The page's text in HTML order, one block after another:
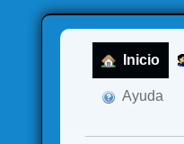
Inicio
Ayuda